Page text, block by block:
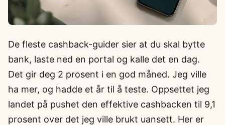
De fleste cashback-guider sier at du skal bytte
bank, laste ned en portal og kalle det en dag.
Det gir deg 2 prosent i en god måned. Jeg ville
ha mer, og hadde et år til å teste. Oppsettet jeg
landet på pushet den effektive cashbacken til 9,1
prosent over det jeg ville brukt uansett. Her er